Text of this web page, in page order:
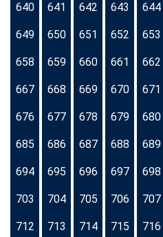
640 641 642 643 644
649 650 651 652 653
658 659 660 661 662
667 668 669 670 671
676 677 678 679 680
685 686 687 688 689
694 695 696 697 698
703 704 705 706 707
712 713 714 715 716